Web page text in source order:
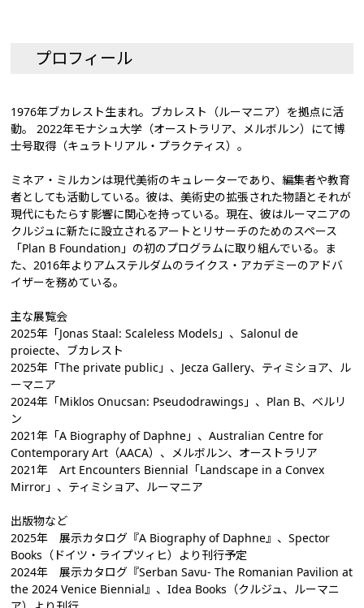
プロフィール
1976年ブカレスト生まれ。ブカレスト（ルーマニア）を拠点に活
動。 2022年モナシュ大学（オーストラリア、メルボルン）にて博
士号取得（キュラトリアル・プラクティス）。
ミネア・ミルカンは現代美術のキュレーターであり、編集者や教育
者としても活動している。彼は、美術史の拡張された物語とそれが
現代にもたらす影響に関心を持っている。現在、彼はルーマニアの
クルジュに新たに設立されるアートとリサーチのためのスペース
「Plan B Foundation」の初のプログラムに取り組んでいる。ま
た、2016年よりアムステルダムのライクス・アカデミーのアドバ
イザーを務めている。
主な展覧会
2025年「Jonas Staal: Scaleless Models」、Salonul de
proiecte、ブカレスト
2025年「The private public」、Jecza Gallery、ティミショア、ル
ーマニア
2024年「Miklos Onucsan: Pseudodrawings」、Plan B、ベルリ
ン
2021年「A Biography of Daphne」、Australian Centre for
Contemporary Art（AACA）、メルボルン、オーストラリア
2021年 Art Encounters Biennial「Landscape in a Convex
Mirror」、ティミショア、ルーマニア
出版物など
2025年 展示カタログ『A Biography of Daphne』、Spector
Books（ドイツ・ライプツィヒ）より刊行予定
2024年 展示カタログ『Serban Savu- The Romanian Pavilion at
the 2024 Venice Biennial』、Idea Books（クルジュ、ルーマニ